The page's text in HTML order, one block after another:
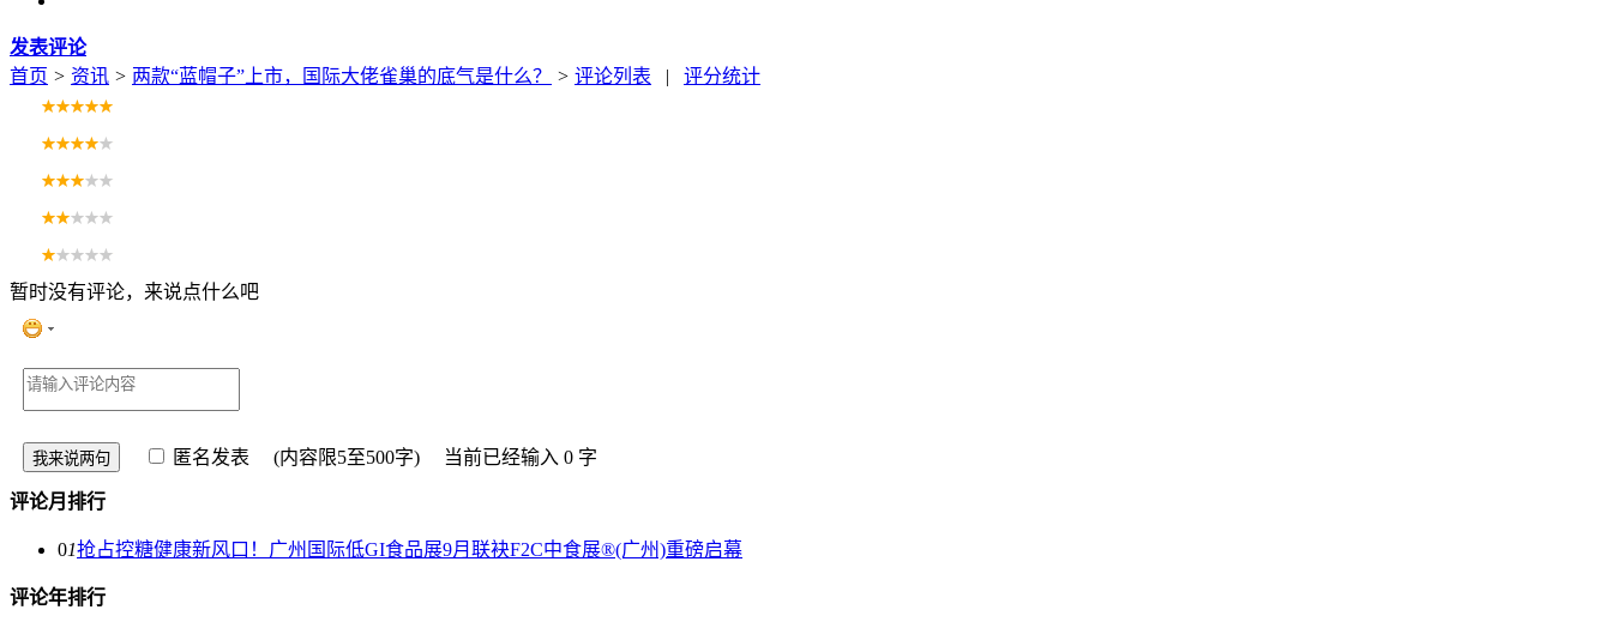
发表评论
首页 > 资讯 > 两款“蓝帽子”上市，国际大佬雀巢的底气是什么？ > 评论列表 | 评分统计
暂时没有评论，来说点什么吧
匿名发表 (内容限5至500字) 当前已经输入 0 字
评论月排行
01抢占控糖健康新风口！广州国际低GI食品展9月联袂F2C中食展®(广州)重磅启幕
评论年排行